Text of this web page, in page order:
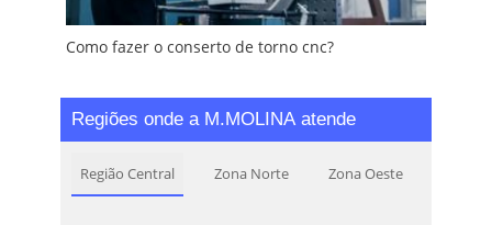
Como fazer o conserto de torno cnc?
Regiões onde a M.MOLINA atende
Região Central Zona Norte Zona Oeste